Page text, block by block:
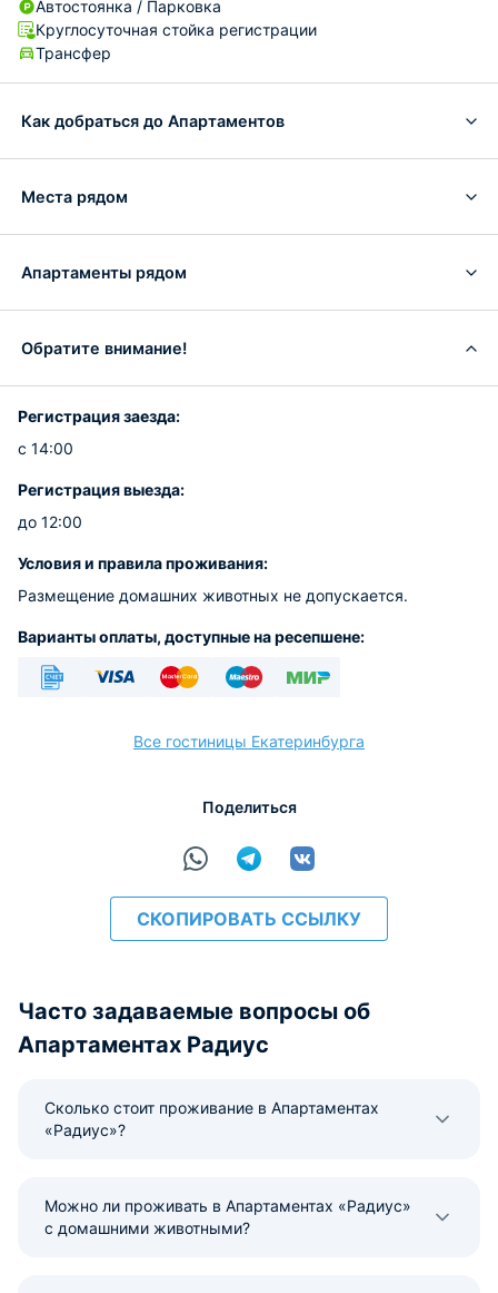
Автостоянка / Парковка
Круглосуточная стойка регистрации
Трансфер
Как добраться до Апартаментов
Места рядом
Апартаменты рядом
Обратите внимание!
Регистрация заезда:
с 14:00
Регистрация выезда:
до 12:00
Условия и правила проживания:
Размещение домашних животных не допускается.
Варианты оплаты, доступные на ресепшене:
Все гостиницы Екатеринбурга
Поделиться
СКОПИРОВАТЬ ССЫЛКУ
Часто задаваемые вопросы об
Апартаментах Радиус
Сколько стоит проживание в Апартаментах
«Радиус»?
Можно ли проживать в Апартаментах «Радиус»
с домашними животными?